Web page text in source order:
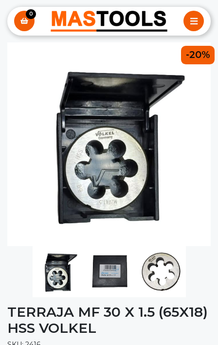
0
-20%
TERRAJA MF 30 X 1.5 (65X18)
HSS VOLKEL